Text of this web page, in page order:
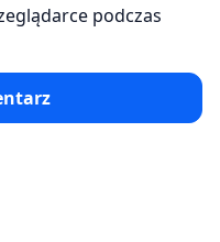
podczas